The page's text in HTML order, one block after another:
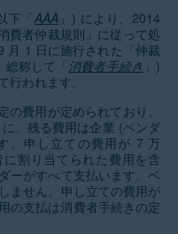
下「 AAA 」) により、2014
費者仲裁規則」に従って処
月 1 日に施行された「仲裁
称して「 消費者手続き 」)
われます。
費用が定められており、
、残る費用は企業 (ベンダ
。申し立ての費用が 7 万
割り当てられた費用を含
ーがすべて支払います。ベ
ません。申し立ての費用が
の支払は消費者手続きの定